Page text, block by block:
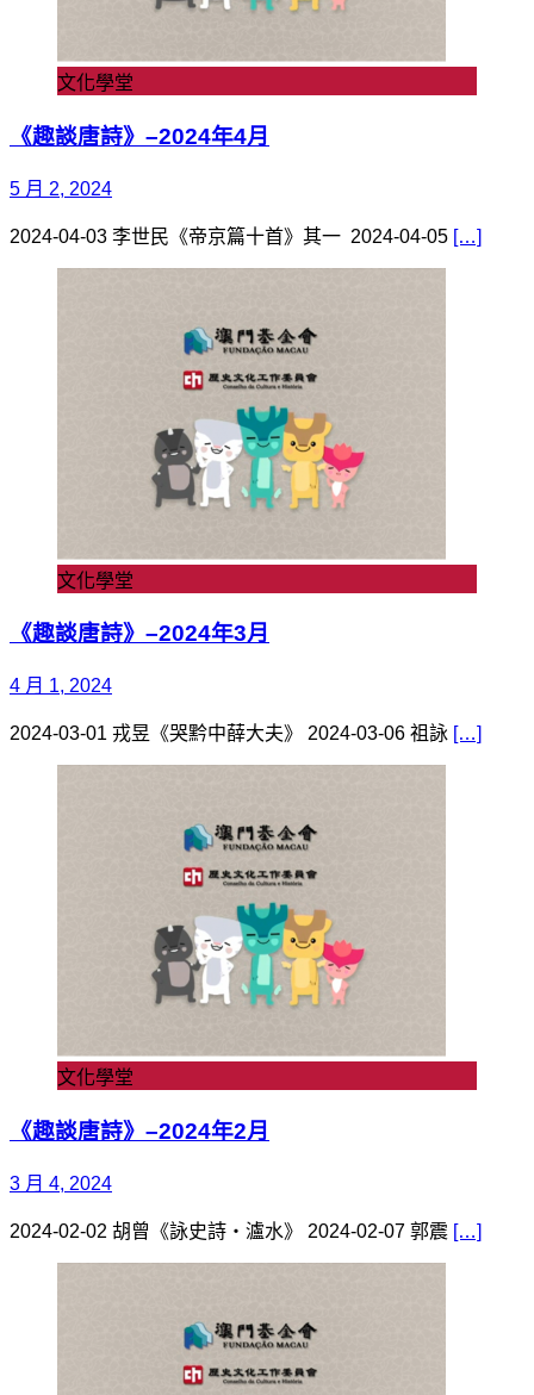
文化學堂
《趣談唐詩》–2024年4月
5 月 2, 2024
2024-04-03 李世民《帝京篇十首》其一 2024-04-05 […]
文化學堂
《趣談唐詩》–2024年3月
4 月 1, 2024
2024-03-01 戎昱《哭黔中薛大夫》 2024-03-06 祖詠 […]
文化學堂
《趣談唐詩》–2024年2月
3 月 4, 2024
2024-02-02 胡曾《詠史詩‧瀘水》 2024-02-07 郭震 […]